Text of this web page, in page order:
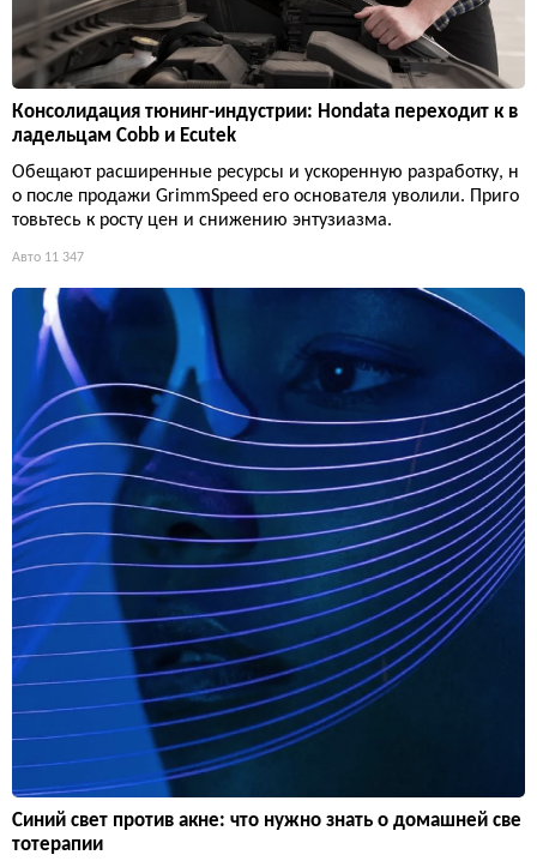
Консолидация тюнинг-индустрии: Hondata переходит к в
ладельцам Cobb и Ecutek
Обещают расширенные ресурсы и ускоренную разработку, н
о после продажи GrimmSpeed его основателя уволили. Приго
товьтесь к росту цен и снижению энтузиазма.
Авто 11 347
Синий свет против акне: что нужно знать о домашней све
тотерапии